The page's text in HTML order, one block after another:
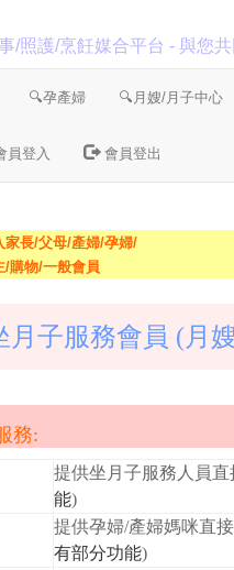
/照護/烹飪媒合平台 - 與您
🔍孕產婦 🔍月嫂/月子中心
員登入 會員登出
家長/父母/產婦/孕婦/
/購物/一般會員
月子服務會員 (月
務:
提供坐月子服務人員直
能)
提供孕婦/產婦媽咪直
有部分功能)